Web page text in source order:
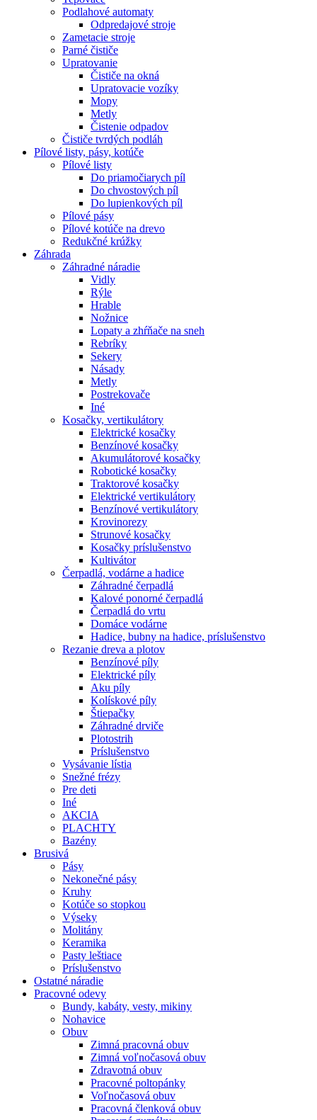
Podlahové automaty
Odpredajové stroje
Zametacie stroje
Parné čističe
Upratovanie
Čističe na okná
Upratovacie vozíky
Mopy
Metly
Čistenie odpadov
Čističe tvrdých podláh
Pílové listy, pásy, kotúče
Pílové listy
Do priamočiarych píl
Do chvostových píl
Do lupienkových píl
Pílové pásy
Pílové kotúče na drevo
Redukčné krúžky
Záhrada
Záhradné náradie
Vidly
Rýle
Hrable
Nožnice
Lopaty a zhŕňače na sneh
Rebríky
Sekery
Násady
Metly
Postrekovače
Iné
Kosačky, vertikulátory
Elektrické kosačky
Benzínové kosačky
Akumulátorové kosačky
Robotické kosačky
Traktorové kosačky
Elektrické vertikulátory
Benzínové vertikulátory
Krovinorezy
Strunové kosačky
Kosačky príslušenstvo
Kultivátor
Čerpadlá, vodárne a hadice
Záhradné čerpadlá
Kalové ponorné čerpadlá
Čerpadlá do vrtu
Domáce vodárne
Hadice, bubny na hadice, príslušenstvo
Rezanie dreva a plotov
Benzínové píly
Elektrické píly
Aku píly
Kolískové píly
Štiepačky
Záhradné drviče
Plotostrih
Príslušenstvo
Vysávanie lístia
Snežné frézy
Pre deti
Iné
AKCIA
PLACHTY
Bazény
Brusivá
Pásy
Nekonečné pásy
Kruhy
Kotúče so stopkou
Výseky
Molitány
Keramika
Pasty leštiace
Príslušenstvo
Ostatné náradie
Pracovné odevy
Bundy, kabáty, vesty, mikiny
Nohavice
Obuv
Zimná pracovná obuv
Zimná voľnočasová obuv
Zdravotná obuv
Pracovné poltopánky
Voľnočasová obuv
Pracovná členková obuv